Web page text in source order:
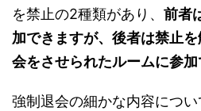
を禁止の2種類があり、 前者
加できますが、後者は禁止
会をさせられたルームに参加
強制退会の細かな内容につ